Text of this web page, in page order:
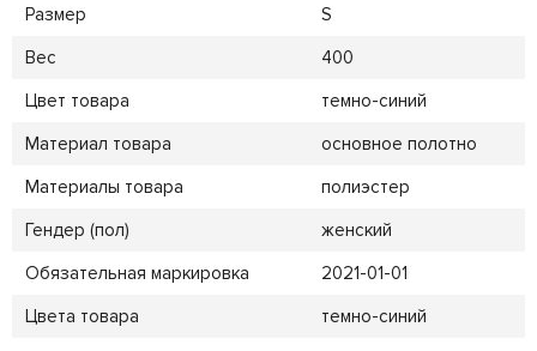
Размер
S
Вес
400
Цвет товара
темно-синий
Материал товара
основное полотно
Материалы товара
полиэстер
Гендер (пол)
женский
Обязательная маркировка
2021-01-01
Цвета товара
темно-синий